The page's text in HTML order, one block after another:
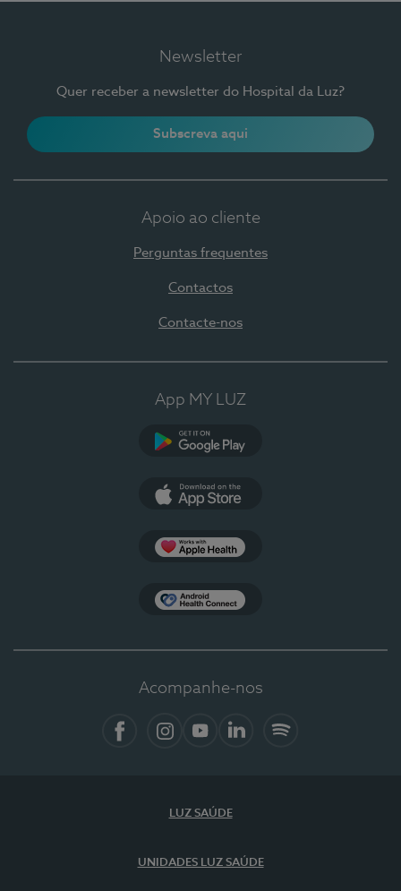
Newsletter
Quer receber a newsletter do Hospital da Luz?
Subscreva aqui
Apoio ao cliente
Perguntas frequentes
Contactos
Contacte-nos
App MY LUZ
Acompanhe-nos
LUZ SAÚDE
UNIDADES LUZ SAÚDE